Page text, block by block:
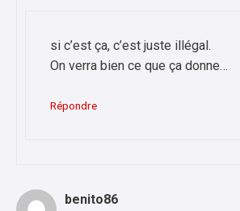
si c’est ça, c’est juste illégal.
On verra bien ce que ça donne…
Répondre
benito86